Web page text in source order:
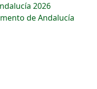
2026
de Andalucía